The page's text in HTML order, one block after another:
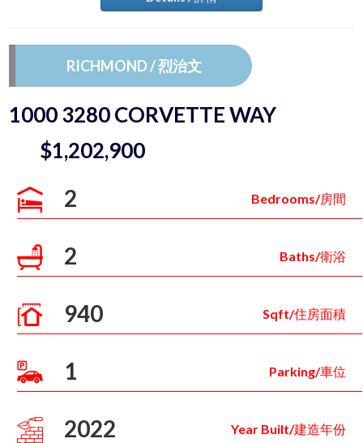
RICHMOND / 烈治文
1000 3280 CORVETTE WAY
$1,202,900
2 Bedrooms/房間
2 Baths/衛浴
940 Sqft/住房面積
1 Parking/車位
2022 Year Built/建造年份